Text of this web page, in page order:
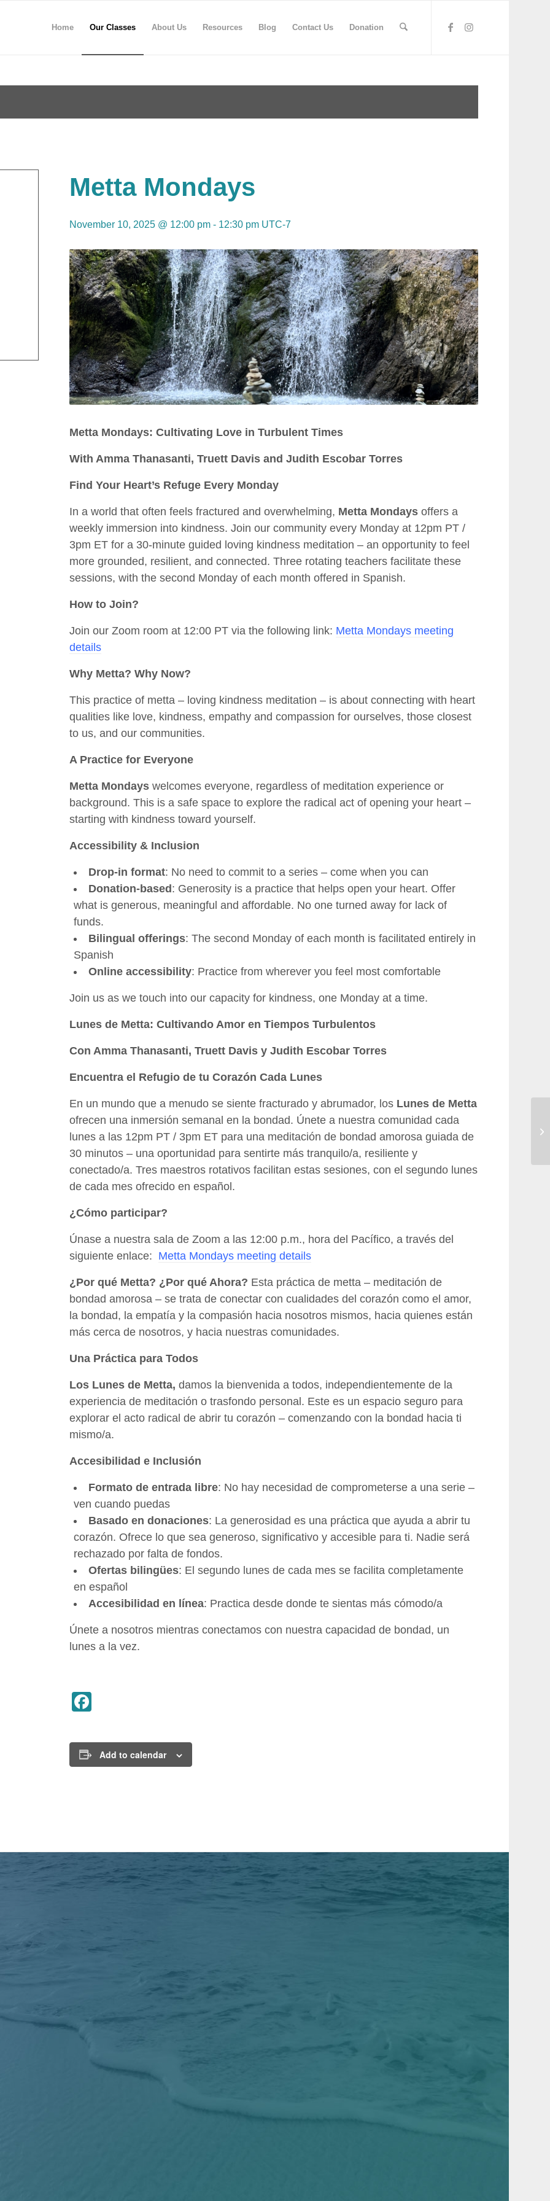
Home Our Classes About Us Resources Blog Contact Us Donation
Metta Mondays
November 10, 2025 @ 12:00 pm - 12:30 pm UTC-7
Metta Mondays: Cultivating Love in Turbulent Times
With Amma Thanasanti, Truett Davis and Judith Escobar Torres
Find Your Heart’s Refuge Every Monday
In a world that often feels fractured and overwhelming, Metta Mondays offers a
weekly immersion into kindness. Join our community every Monday at 12pm PT /
3pm ET for a 30-minute guided loving kindness meditation – an opportunity to feel
more grounded, resilient, and connected. Three rotating teachers facilitate these
sessions, with the second Monday of each month offered in Spanish.
How to Join?
Join our Zoom room at 12:00 PT via the following link: Metta Mondays meeting
details
Why Metta? Why Now?
This practice of metta – loving kindness meditation – is about connecting with heart
qualities like love, kindness, empathy and compassion for ourselves, those closest
to us, and our communities.
A Practice for Everyone
Metta Mondays welcomes everyone, regardless of meditation experience or
background. This is a safe space to explore the radical act of opening your heart –
starting with kindness toward yourself.
Accessibility & Inclusion
Drop-in format: No need to commit to a series – come when you can
Donation-based: Generosity is a practice that helps open your heart. Offer
what is generous, meaningful and affordable. No one turned away for lack of
funds.
Bilingual offerings: The second Monday of each month is facilitated entirely in
Spanish
Online accessibility: Practice from wherever you feel most comfortable
Join us as we touch into our capacity for kindness, one Monday at a time.
Lunes de Metta: Cultivando Amor en Tiempos Turbulentos
Con Amma Thanasanti, Truett Davis y Judith Escobar Torres
Encuentra el Refugio de tu Corazón Cada Lunes
En un mundo que a menudo se siente fracturado y abrumador, los Lunes de Metta
ofrecen una inmersión semanal en la bondad. Únete a nuestra comunidad cada
lunes a las 12pm PT / 3pm ET para una meditación de bondad amorosa guiada de
30 minutos – una oportunidad para sentirte más tranquilo/a, resiliente y
conectado/a. Tres maestros rotativos facilitan estas sesiones, con el segundo lunes
de cada mes ofrecido en español.
¿Cómo participar?
Únase a nuestra sala de Zoom a las 12:00 p.m., hora del Pacífico, a través del
siguiente enlace: Metta Mondays meeting details
¿Por qué Metta? ¿Por qué Ahora? Esta práctica de metta – meditación de
bondad amorosa – se trata de conectar con cualidades del corazón como el amor,
la bondad, la empatía y la compasión hacia nosotros mismos, hacia quienes están
más cerca de nosotros, y hacia nuestras comunidades.
Una Práctica para Todos
Los Lunes de Metta, damos la bienvenida a todos, independientemente de la
experiencia de meditación o trasfondo personal. Este es un espacio seguro para
explorar el acto radical de abrir tu corazón – comenzando con la bondad hacia ti
mismo/a.
Accesibilidad e Inclusión
Formato de entrada libre: No hay necesidad de comprometerse a una serie –
ven cuando puedas
Basado en donaciones: La generosidad es una práctica que ayuda a abrir tu
corazón. Ofrece lo que sea generoso, significativo y accesible para ti. Nadie será
rechazado por falta de fondos.
Ofertas bilingües: El segundo lunes de cada mes se facilita completamente
en español
Accesibilidad en línea: Practica desde donde te sientas más cómodo/a
Únete a nosotros mientras conectamos con nuestra capacidad de bondad, un
lunes a la vez.
Add to calendar